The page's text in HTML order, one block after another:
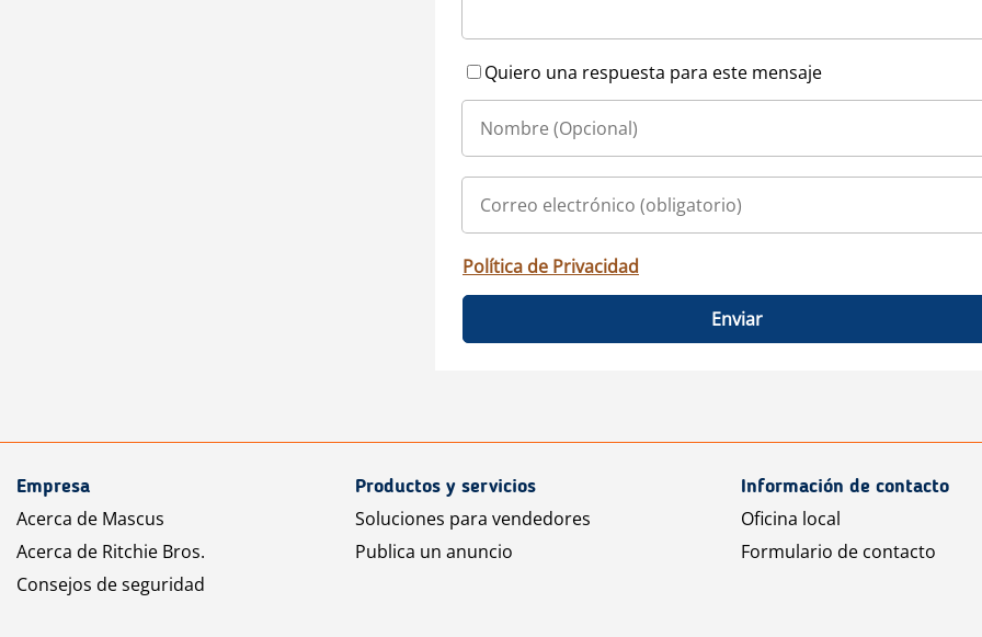
Quiero una respuesta para este mensaje
Política de Privacidad
Enviar
Empresa
Acerca de Mascus
Acerca de Ritchie Bros.
Consejos de seguridad
Productos y servicios
Soluciones para vendedores
Publica un anuncio
Información de contacto
Oficina local
Formulario de contacto